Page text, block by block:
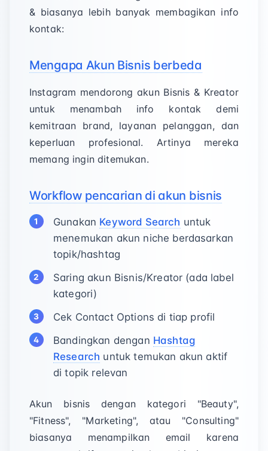
& biasanya lebih banyak membagikan info
kontak:
Mengapa Akun Bisnis berbeda
Instagram mendorong akun Bisnis & Kreator
untuk menambah info kontak demi
kemitraan brand, layanan pelanggan, dan
keperluan profesional. Artinya mereka
memang ingin ditemukan.
Workflow pencarian di akun bisnis
Gunakan Keyword Search untuk
menemukan akun niche berdasarkan
topik/hashtag
Saring akun Bisnis/Kreator (ada label
kategori)
Cek Contact Options di tiap profil
Bandingkan dengan Hashtag
Research untuk temukan akun aktif
di topik relevan
Akun bisnis dengan kategori "Beauty",
"Fitness", "Marketing", atau "Consulting"
biasanya menampilkan email karena